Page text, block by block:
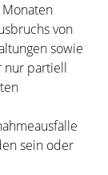
von
sowie
nur partiell
sein oder